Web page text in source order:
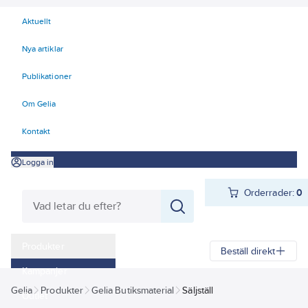
Aktuellt
Nya artiklar
Publikationer
Om Gelia
Kontakt
Logga in
Orderrader:0
Kampanjer
Outlet
Beställ direkt
Gelia Produkter Gelia Butiksmaterial Säljställ